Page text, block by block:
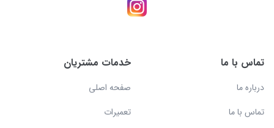
تماس با ما
درباره ما
تماس با ما
خدمات مشتریان
صفحه اصلی
تعمیرات